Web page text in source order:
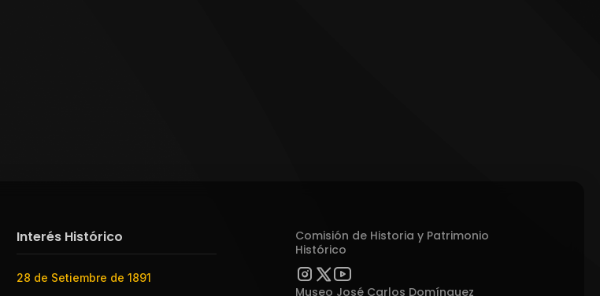
Interés Histórico
28 de Setiembre de 1891
Comisión de Historia y Patrimonio
Histórico
Museo José Carlos Domínguez